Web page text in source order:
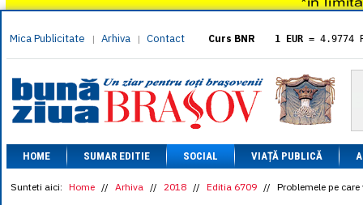
Mica Publicitate | Arhiva | Contact Curs BNR 1 EUR = 4.9774
= 5.8304
1 XAU= 464.4611
1 AED= 1.1933
1 AUD= 2.7957
1 BGN= 2.5449
1 CAD= 3.1559
1 CHF= 5.2813
1 CNY= 0.6015
HOME SUMAR EDITIE SOCIAL VIAȚĂ PUBLICĂ
Sunteti aici: Home // Arhiva // 2018 // Editia 6709 // Problemele pe